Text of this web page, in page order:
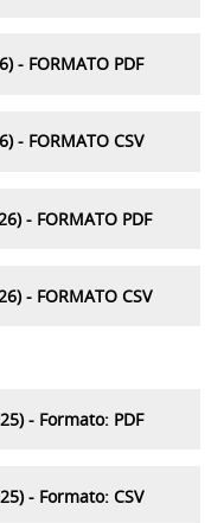
- FORMATO PDF
- FORMATO CSV
- FORMATO PDF
- FORMATO CSV
- Formato: PDF
- Formato: CSV